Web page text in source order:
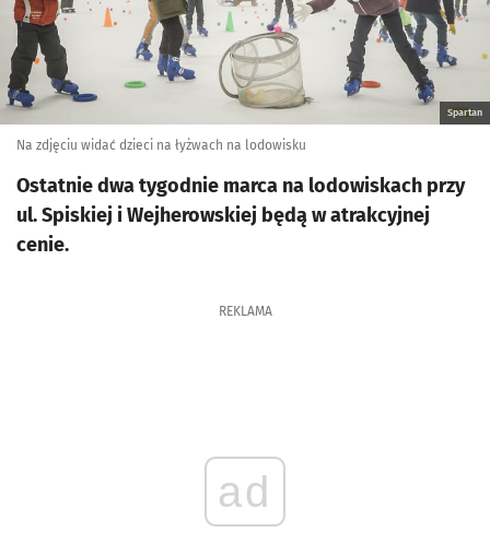
Spartan
Na zdjęciu widać dzieci na łyżwach na lodowisku
Ostatnie dwa tygodnie marca na lodowiskach przy
ul. Spiskiej i Wejherowskiej będą w atrakcyjnej
cenie.
REKLAMA
ad